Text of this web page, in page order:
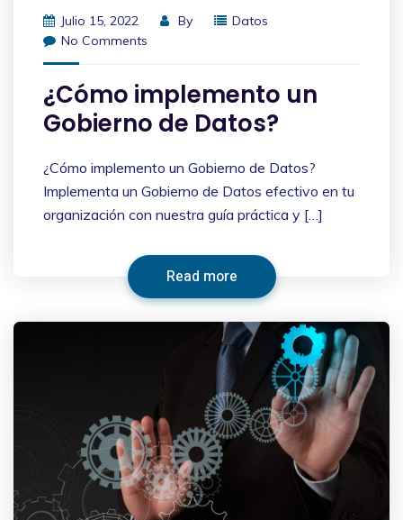
Julio 15, 2022 By
Datos
No Comments
¿Cómo implemento un
Gobierno de Datos?
¿Cómo implemento un Gobierno de Datos?
Implementa un Gobierno de Datos efectivo en tu
organización con nuestra guía práctica y […]
Read more